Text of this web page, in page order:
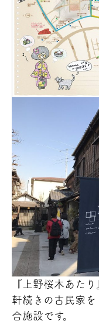
『上野桜木あた
軒続きの古民家を
合施設です。